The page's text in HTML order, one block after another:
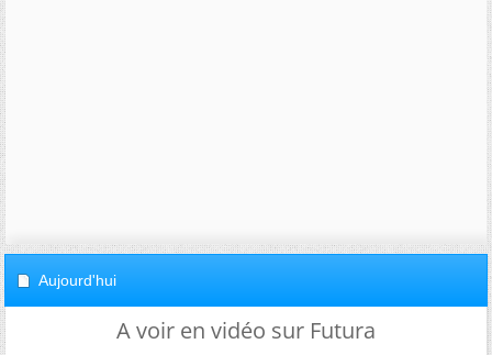
Aujourd'hui
A voir en vidéo sur Futura